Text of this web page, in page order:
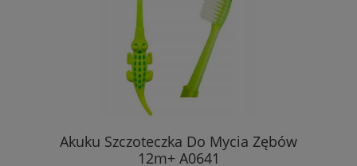
Akuku Szczoteczka Do Mycia Zębów
12m+ A0641